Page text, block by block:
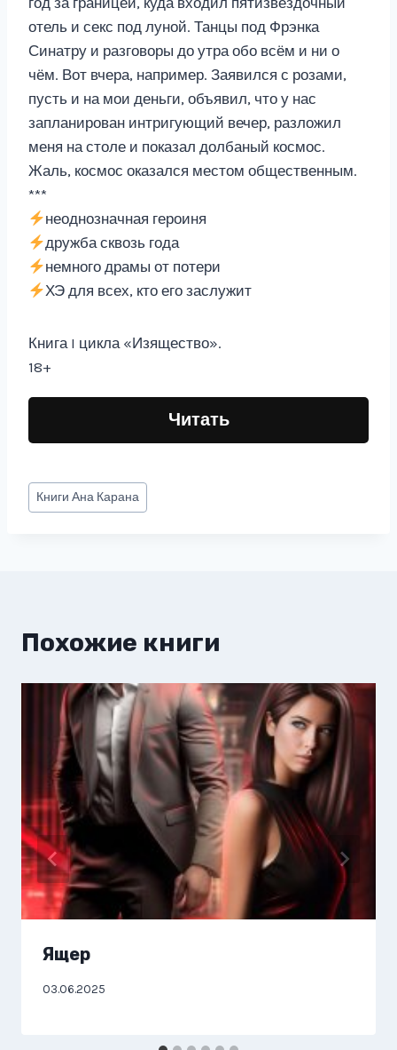
отель и секс под луной. Танцы под Фрэнка
Синатру и разговоры до утра обо всём и ни о
чём. Вот вчера, например. Заявился с розами,
пусть и на мои деньги, объявил, что у нас
запланирован интригующий вечер, разложил
меня на столе и показал долбаный космос.
Жаль, космос оказался местом общественным.
***
неоднозначная героиня
дружба сквозь года
немного драмы от потери
ХЭ для всех, кто его заслужит
Книга I цикла «Изящество».
18+
Читать
Метки
записи:
КнигиАна Карана
Похожие книги
Ящер
03.06.2025